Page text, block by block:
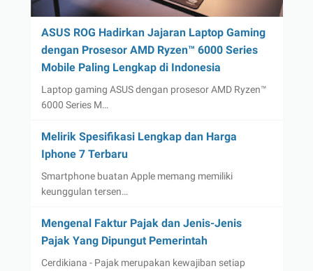
ASUS ROG Hadirkan Jajaran Laptop Gaming
dengan Prosesor AMD Ryzen™ 6000 Series
Mobile Paling Lengkap di Indonesia
Laptop gaming ASUS dengan prosesor AMD Ryzen™
6000 Series M…
Melirik Spesifikasi Lengkap dan Harga
Iphone 7 Terbaru
Smartphone buatan Apple memang memiliki
keunggulan tersen…
Mengenal Faktur Pajak dan Jenis-Jenis
Pajak Yang Dipungut Pemerintah
Cerdikiana - Pajak merupakan kewajiban setiap